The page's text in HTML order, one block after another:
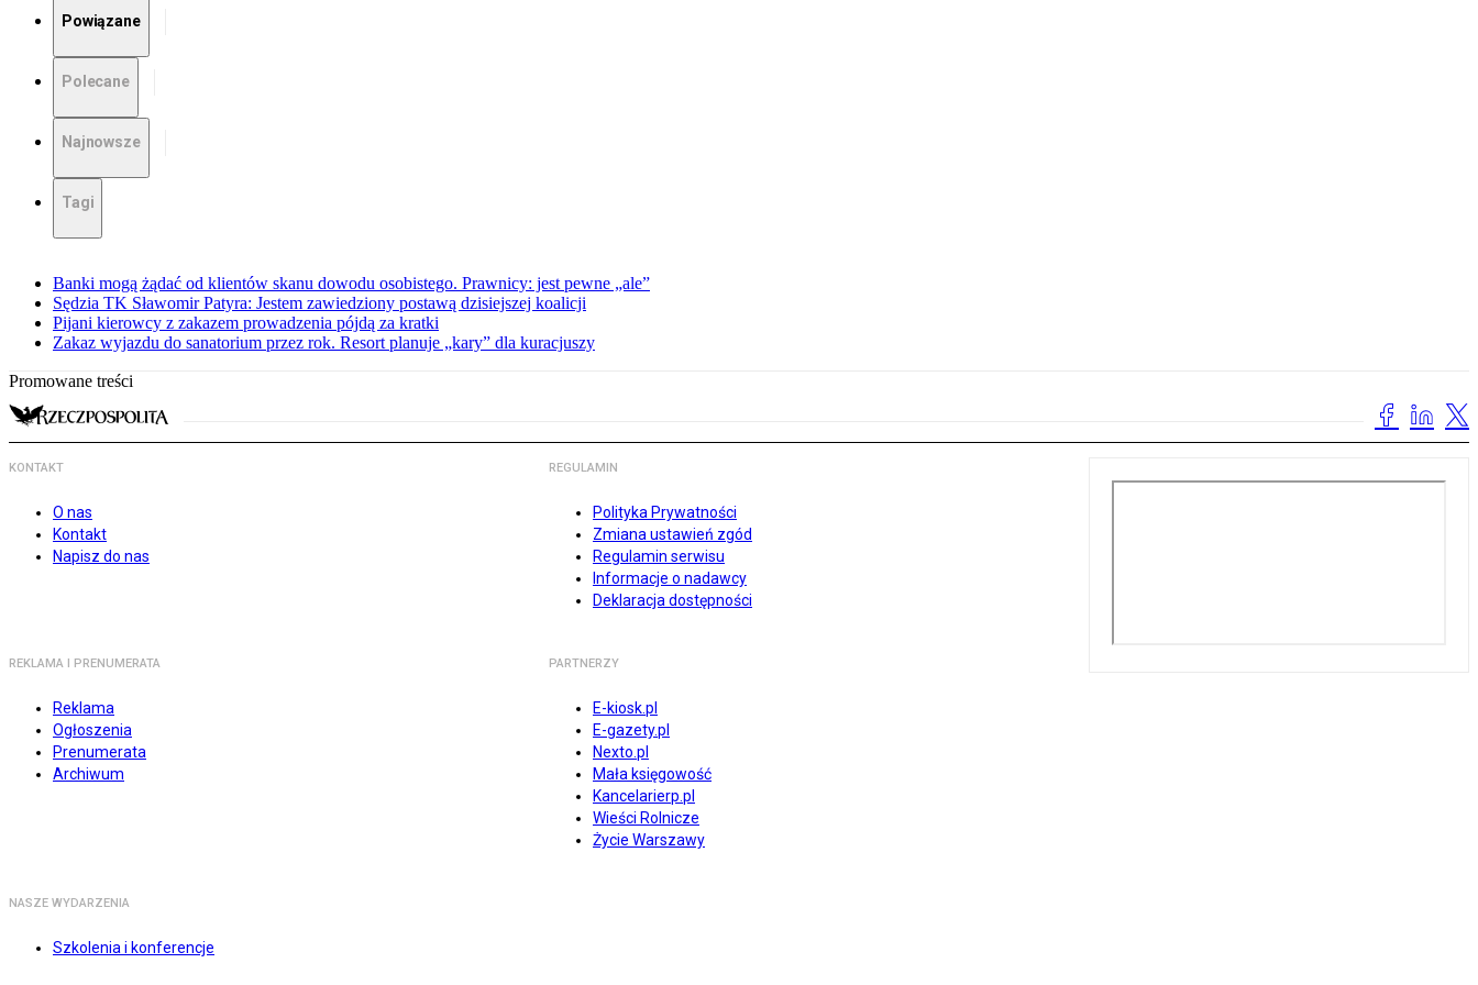
Powiązane
Polecane
Najnowsze
Tagi
Banki mogą żądać od klientów skanu dowodu osobistego. Prawnicy: jest pewne „ale”
Sędzia TK Sławomir Patyra: Jestem zawiedziony postawą dzisiejszej koalicji
Pijani kierowcy z zakazem prowadzenia pójdą za kratki
Zakaz wyjazdu do sanatorium przez rok. Resort planuje „kary” dla kuracjuszy
Promowane treści
KONTAKT
O nas
Kontakt
Napisz do nas
REGULAMIN
Polityka Prywatności
Zmiana ustawień zgód
Regulamin serwisu
Informacje o nadawcy
Deklaracja dostępności
REKLAMA I PRENUMERATA
Reklama
Ogłoszenia
Prenumerata
Archiwum
PARTNERZY
E-kiosk.pl
E-gazety.pl
Nexto.pl
Mała księgowość
Kancelarierp.pl
Wieści Rolnicze
Życie Warszawy
NASZE WYDARZENIA
Szkolenia i konferencje